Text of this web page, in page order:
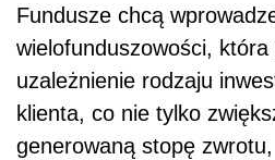
Fundusze chcą
wielofunduszowości, która
uzależnienie rodzaju
klienta, co nie tylko
generowaną stopę